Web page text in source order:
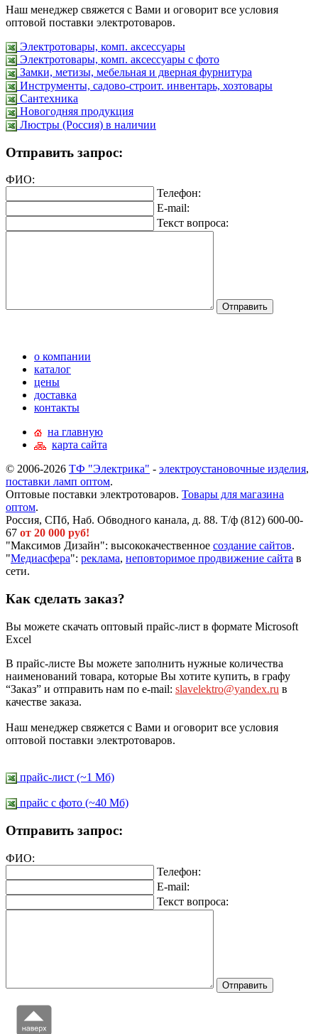
Наш менеджер свяжется с Вами и оговорит все условия
оптовой поставки электротоваров.
Электротовары, комп. аксессуары
Электротовары, комп. аксессуары с фото
Замки, метизы, мебельная и дверная фурнитура
Инструменты, садово-строит. инвентарь, хозтовары
Сантехника
Новогодняя продукция
Люстры (Россия) в наличии
Отправить запрос:
ФИО:
Телефон:
E-mail:
Текст вопроса:
о компании
каталог
цены
доставка
контакты
на главную
карта сайта
© 2006-2026 ТФ "Электрика" - электроустановочные изделия,
поставки ламп оптом.
Оптовые поставки электротоваров. Товары для магазина
оптом.
Россия, СПб, Наб. Обводного канала, д. 88. Т/ф (812) 600-00-
67 от 20 000 руб!
"Максимов Дизайн": высококачественное создание сайтов.
"Медиасфера": реклама, неповторимое продвижение сайта в
сети.
Как сделать заказ?
Вы можете скачать оптовый прайс-лист в формате Microsoft
Excel
В прайс-листе Вы можете заполнить нужные количества
наименований товара, которые Вы хотите купить, в графу
“Заказ” и отправить нам по e-mail: slavelektro@yandex.ru в
качестве заказа.
Наш менеджер свяжется с Вами и оговорит все условия
оптовой поставки электротоваров.
прайс-лист (~1 Мб)
прайс c фото (~40 Мб)
Отправить запрос:
ФИО:
Телефон:
E-mail:
Текст вопроса: